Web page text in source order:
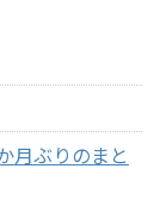
月ぶりのまと